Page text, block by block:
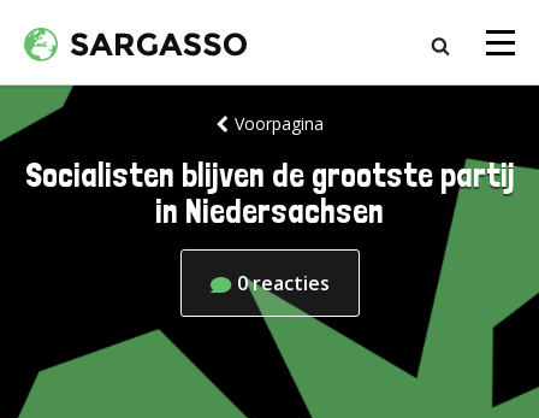
Voorpagina
Socialisten blijven de grootste partij
in Niedersachsen
0reacties